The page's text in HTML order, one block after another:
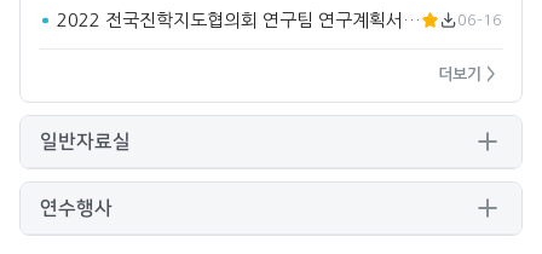
2022 전국진학지도협의회 연구팀 연구계획서(요약) 06-16
더보기 >
일반자료실
연수행사